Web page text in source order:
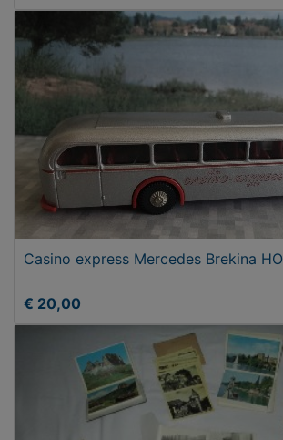
Casino express Mercedes Brekina HO
€ 20,00